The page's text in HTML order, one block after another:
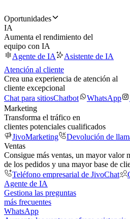
Oportunidades
IA
Aumenta el rendimiento del
equipo con IA
Agente de IA
Asistente de IA
Atención al cliente
Crea una experiencia de atención al
cliente excepcional
Chat para sitiosChatbot WhatsApp
Marketing
Transforma el tráfico en
clientes potenciales cualificados
JivoMarketing
Devolución de
Ventas
Consigue más ventas, un mayor valor
de los pedidos y una mayor base de
Teléfono empresarial de JivoChat
Agente de IA
Gestiona las preguntas
más frecuentes
WhatsApp